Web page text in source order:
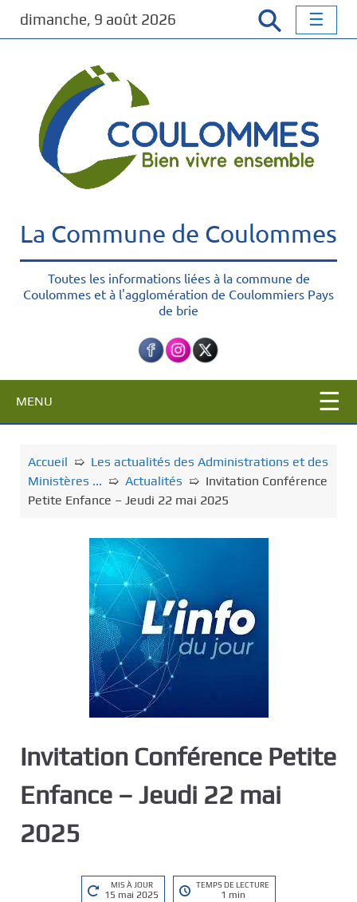
a
dimanche, 9 août 2026
La Commune de Coulommes
Toutes les informations liées à la commune de
Coulommes et à l'agglomération de Coulommiers Pays
de brie
MENU
Accueil ➯ Les actualités des Administrations et des
Ministères ... ➯ Actualités ➯ Invitation Conférence
Petite Enfance – Jeudi 22 mai 2025
Invitation Conférence Petite
Enfance – Jeudi 22 mai
2025
MIS À JOUR
15 mai 2025
TEMPS DE LECTURE
1 min